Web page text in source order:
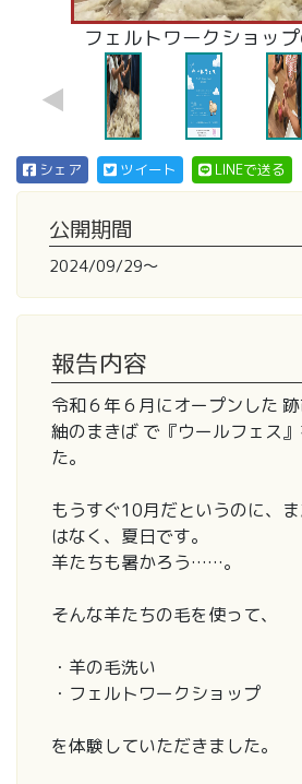
フェルトワークショッ
チラシ_ウールフ
フェルトワークショッ
シェア ツイート LINEで送る
公開期間
2024/09/29〜
報告内容
令和６年６月にオープンした 跡
紬のまきば で『ウールフェス
た。
もうすぐ10月だというのに、
はなく、夏日です。
羊たちも暑かろう……。
そんな羊たちの毛を使って、
・羊の毛洗い
・フェルトワークショップ
を体験していただきました。